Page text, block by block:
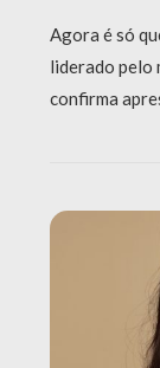
Agora é só
liderado pelo
confirma